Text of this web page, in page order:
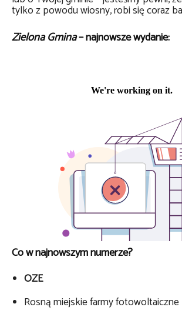
tylko z powodu wiosny, robi się coraz
Zielona Gmina– najnowsze wydanie:
Co w najnowszym numerze?
OZE
Rosną miejskie farmy fotowoltaiczne